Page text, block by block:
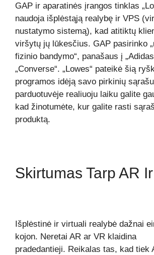
GAP ir aparatinės įrangos tinklas
naudoja išplėstąją realybę ir VPS
nustatymo sistemą), kad atitiktų
viršytų jų lūkesčius. GAP pasirinko
fizinio bandymo“, panašaus į
„Converse“. „Lowes“ pateikė šią
programos idėją savo pirkinių
parduotuvėje realiuoju laiku galite
kad žinotumėte, kur galite rasti
produktą.
Skirtumas Tarp AR
Išplėstinė ir virtuali realybė dažnai
kojon. Neretai AR ar VR klaidina
pradedantieji. Reikalas tas, kad tiek